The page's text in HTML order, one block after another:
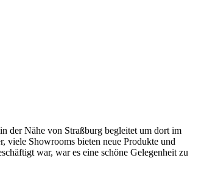
der Nähe von Straßburg begleitet um dort im
viele Showrooms bieten neue Produkte und
war, war es eine schöne Gelegenheit zu